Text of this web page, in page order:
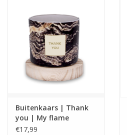
Relatiegeschenken & Bedankjes
Huisparfums
Merken
Buitenkaars | Thank
you | My flame
€17,99